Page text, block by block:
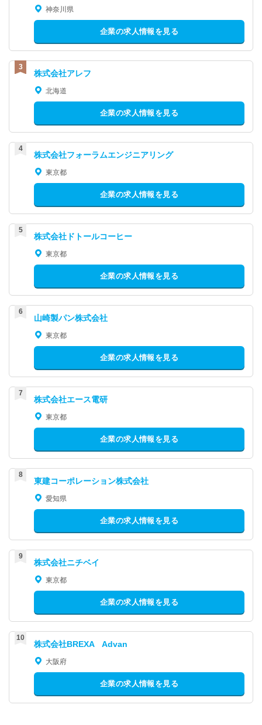
神奈川県
企業の求人情報を見る
株式会社アレフ
北海道
企業の求人情報を見る
株式会社フォーラムエンジニアリング
東京都
企業の求人情報を見る
株式会社ドトールコーヒー
東京都
企業の求人情報を見る
山崎製パン株式会社
東京都
企業の求人情報を見る
株式会社エース電研
東京都
企業の求人情報を見る
東建コーポレーション株式会社
愛知県
企業の求人情報を見る
株式会社ニチベイ
東京都
企業の求人情報を見る
株式会社BREXA Advan
大阪府
企業の求人情報を見る